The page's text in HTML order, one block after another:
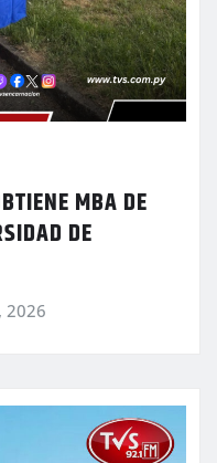
MBA DE
DE
2026